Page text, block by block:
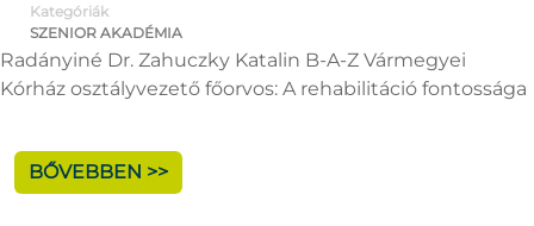
Kategóriák
SZENIOR AKADÉMIA
Radányiné Dr. Zahuczky Katalin B-A-Z Vármegyei
Kórház osztályvezető főorvos: A rehabilitáció fontossága
BŐVEBBEN >>